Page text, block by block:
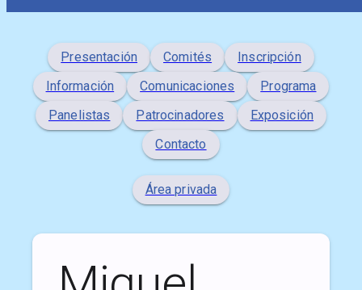
Presentación Comités
Inscripción
Información
Comunicaciones
Programa
Panelistas
Patrocinadores
Exposición
Contacto
Área privada